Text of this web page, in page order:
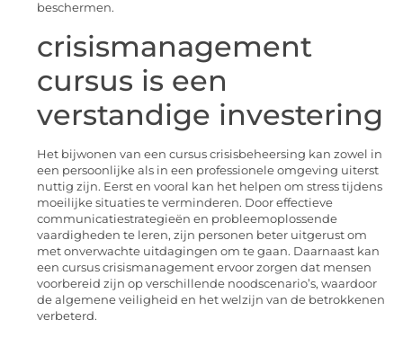
beschermen.
crisismanagement
cursus is een
verstandige investering
Het bijwonen van een cursus crisisbeheersing kan zowel in
een persoonlijke als in een professionele omgeving uiterst
nuttig zijn. Eerst en vooral kan het helpen om stress tijdens
moeilijke situaties te verminderen. Door effectieve
communicatiestrategieën en probleemoplossende
vaardigheden te leren, zijn personen beter uitgerust om
met onverwachte uitdagingen om te gaan. Daarnaast kan
een cursus crisismanagement ervoor zorgen dat mensen
voorbereid zijn op verschillende noodscenario’s, waardoor
de algemene veiligheid en het welzijn van de betrokkenen
verbeterd.